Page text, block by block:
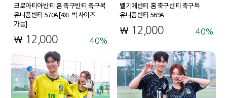
크로아티아반티 홈 축구반티 축구복
유니폼반티 570A[4XL 빅사이즈
가능]
12,000 40
벨기에반티 홈 축구반티 축구복
유니폼반티 569A
12,000 40